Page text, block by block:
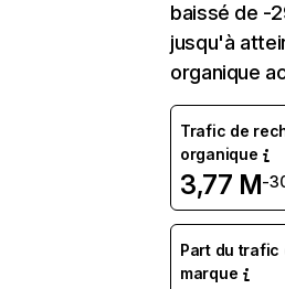
baissé de -
jusqu'à
organique
Trafic de
organique
3,77 M-
Part du trafic
marque